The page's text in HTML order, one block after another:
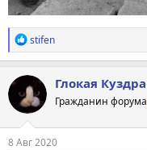
Р
е
а
к
ц
и
и
:
stifen
Глокая Куздра
Гражданин форума
8 Авг 2020